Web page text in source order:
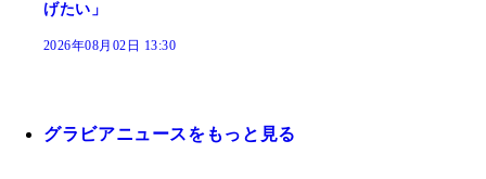
げたい」
2026年08月02日 13:30
グラビアニュースをもっと見る